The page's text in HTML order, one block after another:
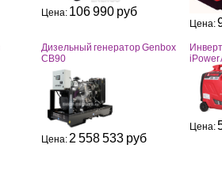
Цена: 106 990 руб
Цена:
Дизельный генератор Genbox
CB90
Цена: 2 558 533 руб
iPower
Цена: